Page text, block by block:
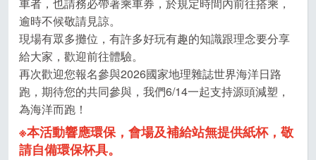
逾時不候敬請見諒。
現場有眾多攤位，有許多好玩有趣的知識跟理念要分享
給大家，歡迎前往體驗。
再次歡迎您報名參與2026國家地理雜誌世界海洋日路
跑，期待您的共同參與，我們6/14一起支持源頭減塑，
為海洋而跑！
※本活動響應環保，會場及補給站無提供紙杯，敬
請自備環保杯具。